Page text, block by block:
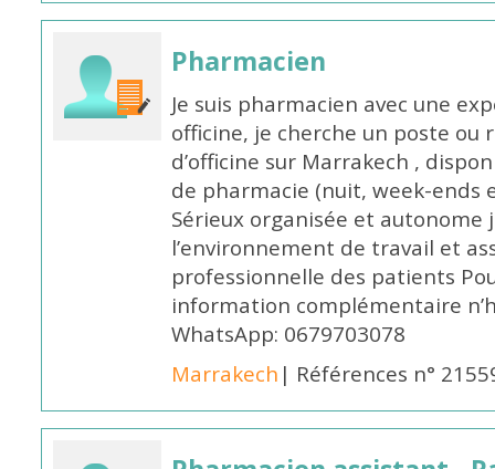
Pharmacien
Je suis pharmacien avec une
officine, je cherche un poste
d’officine sur Marrakech ,
de pharmacie (nuit, week-ends
Sérieux organisée et autonome
l’environnement de travail et
professionnelle des patients
information complémentaire
WhatsApp: 0679703078
Marrakech | Références n°